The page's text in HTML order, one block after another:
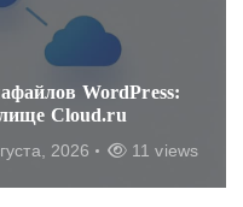
WordPress:
Cloud.ru
2026 11 views